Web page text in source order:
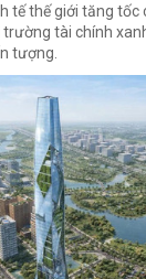
tế thế giới tăng tốc
tài chính
tượng.